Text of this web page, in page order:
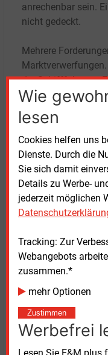
Wie
lesen
Cookies helfen uns
Dienste. Durch die
Sie sich damit
Details zu Werbe-
jederzeit möglichen
Tracking: Zur
Webangebots
zusammen.*
mehr Optionen
Zustimmen
Werbefrei
anrechenbar sein.
nicht gedeckt.
Mehrere
der Schifffahrt zur
oder ETS I
auf die THG-Quote
müsse eine
werden, etwa wenn
subventionierte
quoterhöhend
Zur
verpflichtende Vor-
Inkrafttreten des
Übergangsfrist.
Flexibilisierung der
werden, um
und künftige